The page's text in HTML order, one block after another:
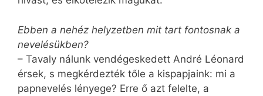
Ebben a nehéz helyzetben mit tart fontosnak a
nevelésükben?
– Tavaly nálunk vendégeskedett André Léonard
érsek, s megkérdezték tőle a kispapjaink: mi a
papnevelés lényege? Erre ő azt felelte, a